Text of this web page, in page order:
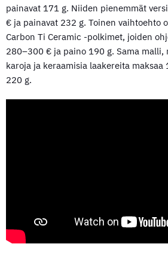
painavat 171 g. Niiden pienemmät
€ ja painavat 232 g. Toinen vaihtoehto
Carbon Ti Ceramic -polkimet, joiden
280–300 € ja paino 190 g. Sama
karoja ja keraamisia laakereita
220 g.